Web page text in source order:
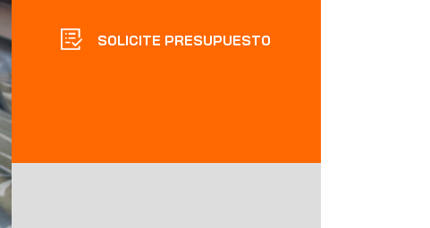
SOLICITE PRESUPUESTO